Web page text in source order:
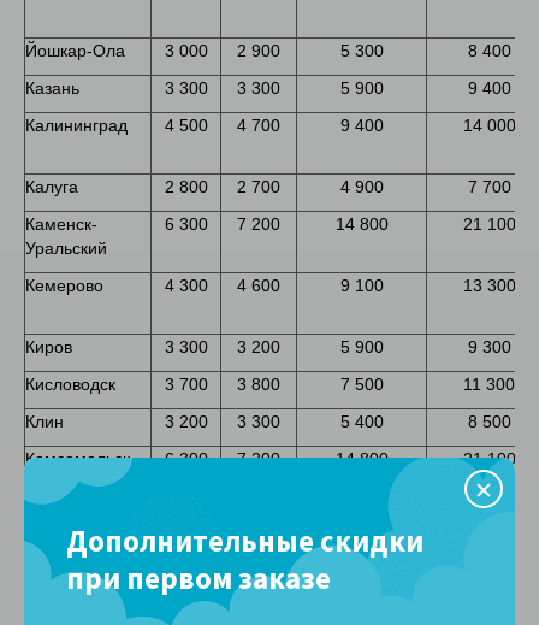
Йошкар-Ола 3 000 2 900 5 300
8 400
Казань
3 300 3 300 5 900
9 400
Калининград
4 500 4 700 9 400 14 000
Калуга 2 800 2 700 4 900
7 700
Каменск-
Уральский
6 300 7 200 14 800 21 100
Кемерово 4 300 4 600 9 100 13 300
Киров 3 300 3 200 5 900
9 300
Кисловодск
3 700 3 800 7 500
11 300
Клин
3 200 3 300 5 400
8 500
Комсомольск-
на-Амуре
6 300 7 200 14 800 21 100
7 800
Краснодар
3 300 3 300 6 200
Красноярск
4 600 5 000 10 000
Дополнительные скидки
при первом заказе